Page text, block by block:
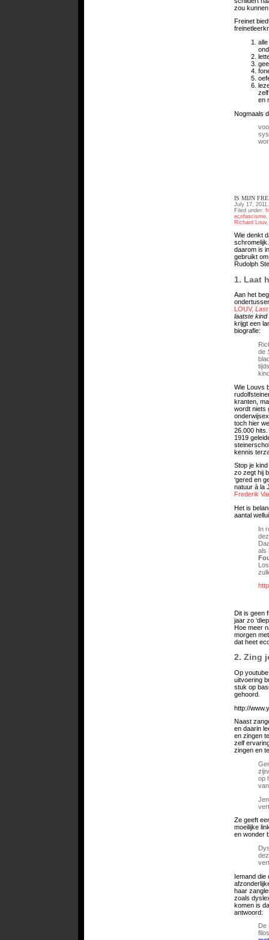
zou
Freinet
en
Nogmaals
IS MIJN
July 17,
Filed under:
ecofascisme
Richard Louv
Wie denkt
daarom is
gebruikt
Rudolph
1. Laat
Aan het
LOUV, Last
laatste
krijgt een
biografie:
de
Wie Louvs
kranten,
wordt niets
toch hier
26.000 hits.
1919
kennis
Stop je
zo zegt hij
‘gered en
natuur à la
Frederik
Het is
aantal
In
als
Dit is geen
jaar zo
Hoe meer
morgen
dat heet
2. Zing
Op
uitvoering
stuk op
gehoord.
http://
Naast
en daarin
en zingen
zelf
zingen en
op
Ze geeft
moeilijke
en wonder
Iemand die
haar
zoals
komen is
antwoord:
De